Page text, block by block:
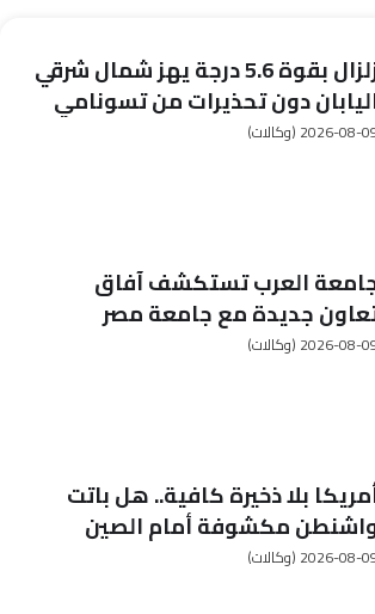
زلزال بقوة 5.6 درجة يهز شمال شرقي
دون تحذيرات من تسونامي
2026-08- (وكالات)
العرب تستكشف آفاق
جديدة مع جامعة مصر
والتكنولوجيا2026-08- (وكالات)
بلا ذخيرة كافية.. هل باتت
مكشوفة أمام الصين
2026-08- (وكالات)